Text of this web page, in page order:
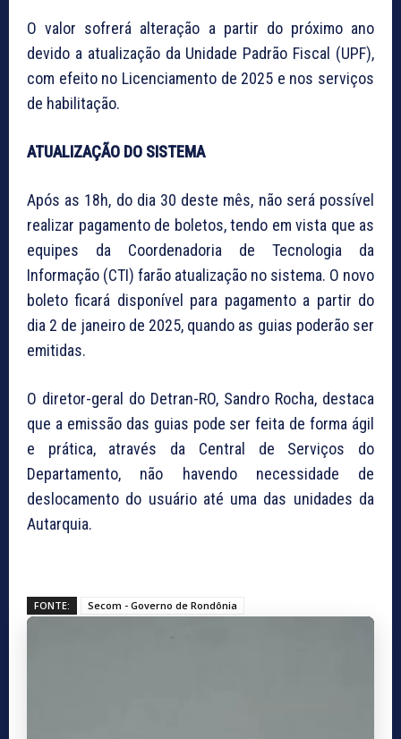
O valor sofrerá alteração a partir do próximo ano
devido a atualização da Unidade Padrão Fiscal (UPF),
com efeito no Licenciamento de 2025 e nos serviços
de habilitação.
ATUALIZAÇÃO DO SISTEMA
Após as 18h, do dia 30 deste mês, não será possível
realizar pagamento de boletos, tendo em vista que as
equipes da Coordenadoria de Tecnologia da
Informação (CTI) farão atualização no sistema. O novo
boleto ficará disponível para pagamento a partir do
dia 2 de janeiro de 2025, quando as guias poderão ser
emitidas.
O diretor-geral do Detran-RO, Sandro Rocha, destaca
que a emissão das guias pode ser feita de forma ágil
e prática, através da Central de Serviços do
Departamento, não havendo necessidade de
deslocamento do usuário até uma das unidades da
Autarquia.
FONTE: Secom - Governo de Rondônia